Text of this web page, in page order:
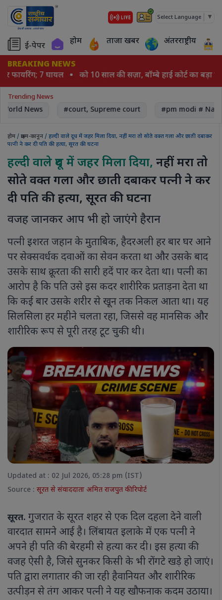
Select Language ▼
ई-पेपर होम ताजा खबर अंतरराष्ट्रीय
BREAKING NEWS
फायरिंग; 7 घायल
को 10 साल की सज़ा, बॉम्बे हाई कोर्ट का बड़ा
Trending News
News #court, Supreme court #pm modi #
होम / क्राइम-कानून / हल्दी वाले दूध में जहर मिला दिया, नहीं मरा तो सोते वक्त गला और छाती दबाकर
पत्नी ने कर दी पति की हत्या, सूरत की घटना
हल्दी वाले दूध में जहर मिला दिया, नहीं मरा तो
सोते वक्त गला और छाती दबाकर पत्नी ने कर
दी पति की हत्या, सूरत की घटना
वजह जानकर आप भी हो जाएंगे हैरान
पत्नी इशरत जहान के मुताबिक, हैदरअली हर बार घर आने
पर सेक्सवर्धक दवाओं का सेवन करता था और उसके बाद
उसके साथ क्रूरता की सारी हदें पार कर देता था। पत्नी का
आरोप है कि पति उसे इस कदर शारीरिक प्रताड़ना देता था
कि कई बार उसके शरीर से खून तक निकल आता था। यह
सिलसिला हर महीने चलता रहा, जिससे वह मानसिक और
शारीरिक रूप से पूरी तरह टूट चुकी थी।
Updated at : 02 Jul 2026, 05:28 pm (IST)
Source : सूरत से संवाददाता अमित राजपुत की रिपोर्ट
सूरत. गुजरात के सूरत शहर से एक दिल दहला देने वाली
वारदात सामने आई है। लिंबायत इलाके में एक पत्नी ने
अपने ही पति की बेरहमी से हत्या कर दी। इस हत्या की
वजह ऐसी है, जिसे सुनकर किसी के भी रोंगटे खड़े हो जाएं।
पति द्वारा लगातार की जा रही हैवानियत और शारीरिक
उत्पीड़न से तंग आकर पत्नी ने यह खौफनाक कदम उठाया।